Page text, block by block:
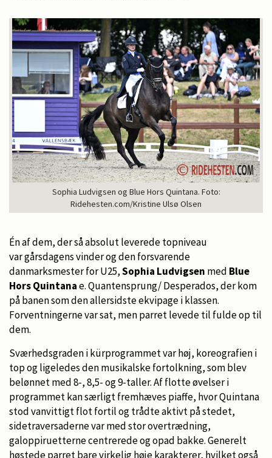
Sophia Ludvigsen og Blue Hors Quintana. Foto:
Ridehesten.com/Kristine Ulsø Olsen
Én af dem, der så absolut leverede topniveau
var gårsdagens vinder og den forsvarende
danmarksmester for U25,Sophia Ludvigsen med Blue
Hors Quintanae. Quantensprung/ Desperados, der kom
på banen som den allersidste ekvipage i klassen.
Forventningerne var sat, men parret levede til fulde op til
dem.
Sværhedsgraden i kürprogrammet var høj, koreografien i
top og ligeledes den musikalske fortolkning, som blev
belønnet med 8-, 8,5- og 9-taller. Af flotte øvelser i
programmet kan særligt fremhæves piaffe, hvor Quintana
stod vanvittigt flot fortil og trådte aktivt på stedet,
sidetraversaderne var med stor overtrædning,
galoppiruetterne centrerede og opad bakke. Generelt
høstede parret bare virkelig høje karakterer, hvilket også